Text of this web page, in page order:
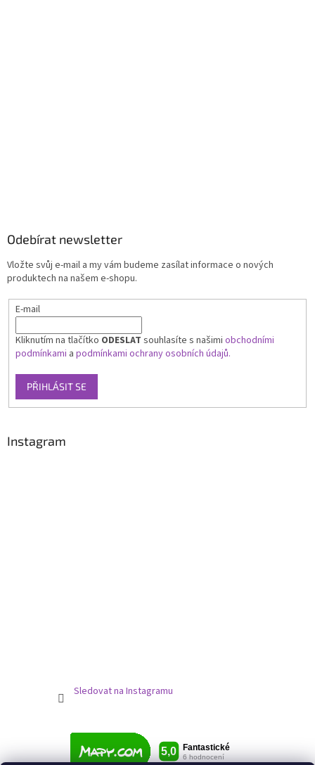
Odebírat newsletter
Vložte svůj e-mail a my vám budeme zasílat informace o nových
produktech na našem e-shopu.
E-mail
Kliknutím na tlačítko ODESLAT souhlasíte s našimi obchodními
podmínkami a podmínkami ochrany osobních údajů.
PŘIHLÁSIT SE
Instagram
Sledovat na Instagramu